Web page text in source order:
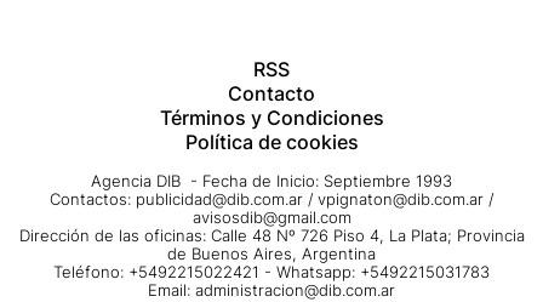
RSS
Contacto
Términos y Condiciones
Política de cookies
Agencia DIB - Fecha de Inicio: Septiembre 1993
Contactos: publicidad@dib.com.ar / vpignaton@dib.com.ar /
avisosdib@gmail.com
Dirección de las oficinas: Calle 48 Nº 726 Piso 4, La Plata; Provincia
de Buenos Aires, Argentina
Teléfono: +5492215022421 - Whatsapp: +5492215031783
Email: administracion@dib.com.ar